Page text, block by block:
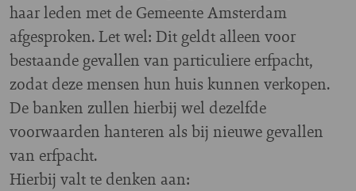
haar leden met de Gemeente Amsterdam
afgesproken. Let wel: Dit geldt alleen voor
bestaande gevallen van particuliere erfpacht,
zodat deze mensen hun huis kunnen verkopen.
De banken zullen hierbij wel dezelfde
voorwaarden hanteren als bij nieuwe gevallen
van erfpacht.
Hierbij valt te denken aan: